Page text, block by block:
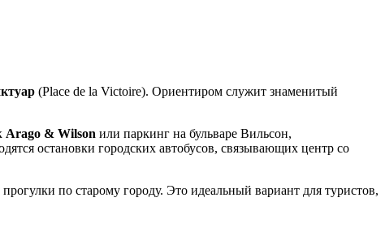
(Place de la Victoire). Ориентиром служит знаменитый
Arago & Wilson или паркинг на бульваре Вильсон,
остановки городских автобусов, связывающих центр со
по старому городу. Это идеальный вариант для туристов,